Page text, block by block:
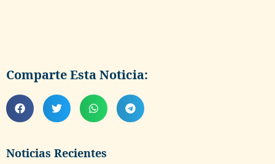
Noticias Recientes
Comparte Esta Noticia: